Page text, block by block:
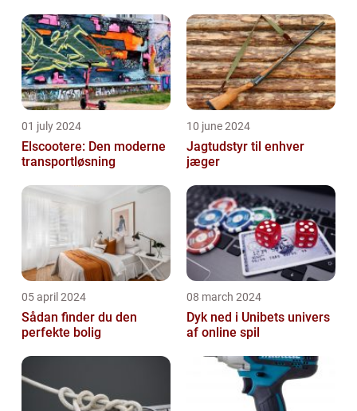
01 july 2024
Elscootere: Den moderne
transportløsning
10 june 2024
Jagtudstyr til enhver
jæger
05 april 2024
Sådan finder du den
perfekte bolig
08 march 2024
Dyk ned i Unibets univers
af online spil